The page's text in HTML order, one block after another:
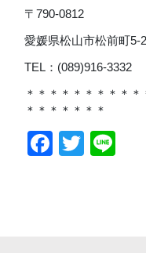
〒790-0812
愛媛県松山市松前町5-
TEL：(089)916-3332
＊＊＊＊＊＊＊＊＊
＊＊＊＊＊＊＊
Twitter